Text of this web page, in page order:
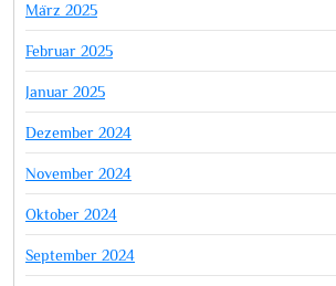
März 2025
Februar 2025
Januar 2025
Dezember 2024
November 2024
Oktober 2024
September 2024